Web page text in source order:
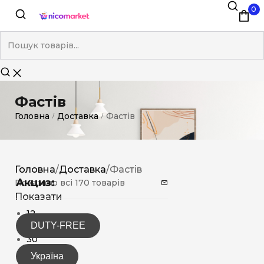
0
Фастів
Головна / Доставка / Фастів
Акциз:
DUTY-FREE
Україна
Головна/Доставка/Фастів
Показано всі 170 товарів
Показати
12
15
30